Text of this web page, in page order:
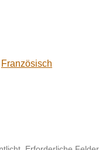
Französisch